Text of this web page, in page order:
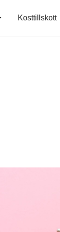
Kosttillskott